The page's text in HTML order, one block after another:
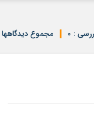
مجموع دیدگاهها : 0